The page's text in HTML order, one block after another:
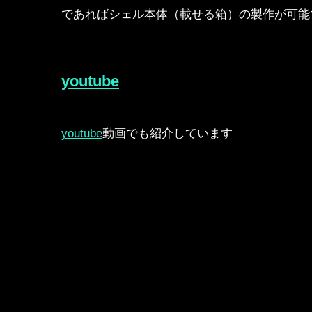
であればシェル本体（載せる箱）の製作が可
youtube
youtube動画でも紹介しています